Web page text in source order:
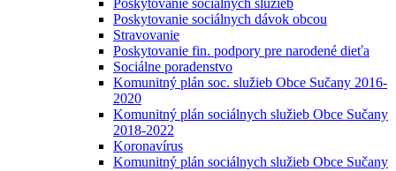
Poskytovanie sociálnych služieb
Poskytovanie sociálnych dávok obcou
Stravovanie
Poskytovanie fin. podpory pre narodené dieťa
Sociálne poradenstvo
Komunitný plán soc. služieb Obce Sučany 2016-
2020
Komunitný plán sociálnych služieb Obce Sučany
2018-2022
Koronavírus
Komunitný plán sociálnych služieb Obce Sučany